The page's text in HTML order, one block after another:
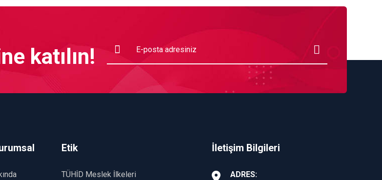
katılın!
Etik
TÜHİD Meslek İlkeleri
İletişim Bilgileri
ADRES: